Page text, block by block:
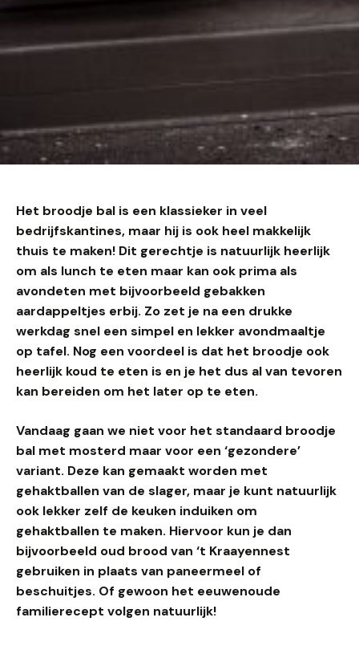
Het broodje bal is een klassieker in veel
bedrijfskantines, maar hij is ook heel makkelijk
thuis te maken! Dit gerechtje is natuurlijk heerlijk
om als lunch te eten maar kan ook prima als
avondeten met bijvoorbeeld gebakken
aardappeltjes erbij. Zo zet je na een drukke
werkdag snel een simpel en lekker avondmaaltje
op tafel. Nog een voordeel is dat het broodje ook
heerlijk koud te eten is en je het dus al van tevoren
kan bereiden om het later op te eten.
Vandaag gaan we niet voor het standaard broodje
bal met mosterd maar voor een ‘gezondere’
variant. Deze kan gemaakt worden met
gehaktballen van de slager, maar je kunt natuurlijk
ook lekker zelf de keuken induiken om
gehaktballen te maken. Hiervoor kun je dan
bijvoorbeeld oud brood van ‘t Kraayennest
gebruiken in plaats van paneermeel of
beschuitjes. Of gewoon het eeuwenoude
familierecept volgen natuurlijk!